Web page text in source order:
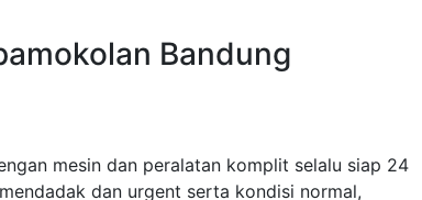
Bandung
mesin dan peralatan komplit selalu siap 24
dan urgent serta kondisi normal,